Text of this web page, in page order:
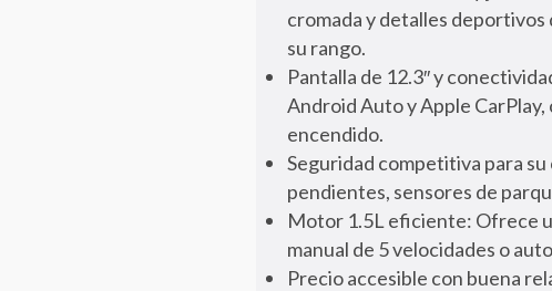
cromada y detalles
su rango.
Pantalla de 12.3″ y
Android Auto y Apple
encendido.
Seguridad competitiva para
pendientes, sensores de
Motor 1.5L eficiente: Ofrece
manual de 5 velocidades o
Precio accesible con buena